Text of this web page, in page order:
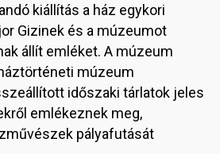
kiállítás a ház egykori
Gizinek és a múzeumot
állít emléket. A múzeum
múzeum
időszaki tárlatok jeles
emlékeznek meg,
pályafutását